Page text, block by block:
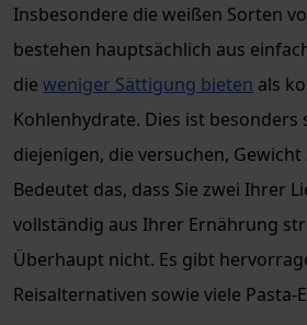
Insbesondere die weißen Sorten
bestehen hauptsächlich aus
die weniger Sättigung bieten als
Kohlenhydrate. Dies ist besonders
diejenigen, die versuchen,
Bedeutet das, dass Sie zwei Ihrer
vollständig aus Ihrer Ernährung
Überhaupt nicht. Es gibt
Reisalternativen sowie viele